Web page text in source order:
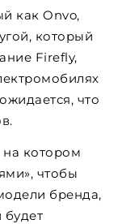
как Onvo,
который
Firefly,
что
на котором
чтобы
бренда,